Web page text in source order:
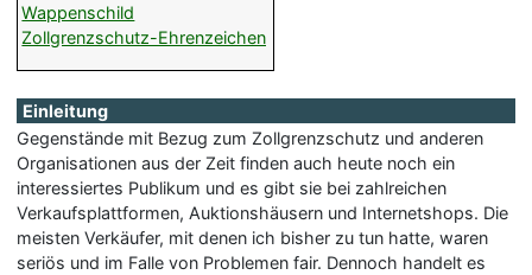
Wappenschild
Zollgrenzschutz-Ehrenzeichen
Einleitung
Gegenstände mit Bezug zum Zollgrenzschutz und anderen
Organisationen aus der Zeit finden auch heute noch ein
interessiertes Publikum und es gibt sie bei zahlreichen
Verkaufsplattformen, Auktionshäusern und Internetshops. Die
meisten Verkäufer, mit denen ich bisher zu tun hatte, waren
seriös und im Falle von Problemen fair. Dennoch handelt es